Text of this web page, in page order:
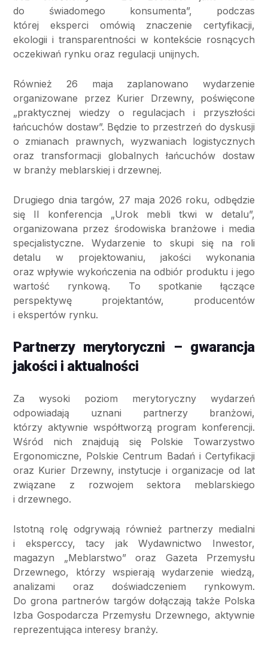
do świadomego konsumenta”, podczas
której eksperci omówią znaczenie certyfikacji,
ekologii i transparentności w kontekście rosnących
oczekiwań rynku oraz regulacji unijnych.
Również 26 maja zaplanowano wydarzenie
organizowane przez Kurier Drzewny, poświęcone
„praktycznej wiedzy o regulacjach i przyszłości
łańcuchów dostaw”. Będzie to przestrzeń do dyskusji
o zmianach prawnych, wyzwaniach logistycznych
oraz transformacji globalnych łańcuchów dostaw
w branży meblarskiej i drzewnej.
Drugiego dnia targów, 27 maja 2026 roku, odbędzie
się II konferencja „Urok mebli tkwi w detalu”,
organizowana przez środowiska branżowe i media
specjalistyczne. Wydarzenie to skupi się na roli
detalu w projektowaniu, jakości wykonania
oraz wpływie wykończenia na odbiór produktu i jego
wartość rynkową. To spotkanie łączące
perspektywę projektantów, producentów
i ekspertów rynku.
Partnerzy merytoryczni – gwarancja
jakości i aktualności
Za wysoki poziom merytoryczny wydarzeń
odpowiadają uznani partnerzy branżowi,
którzy aktywnie współtworzą program konferencji.
Wśród nich znajdują się Polskie Towarzystwo
Ergonomiczne, Polskie Centrum Badań i Certyfikacji
oraz Kurier Drzewny, instytucje i organizacje od lat
związane z rozwojem sektora meblarskiego
i drzewnego.
Istotną rolę odgrywają również partnerzy medialni
i eksperccy, tacy jak Wydawnictwo Inwestor,
magazyn „Meblarstwo” oraz Gazeta Przemysłu
Drzewnego, którzy wspierają wydarzenie wiedzą,
analizami oraz doświadczeniem rynkowym.
Do grona partnerów targów dołączają także Polska
Izba Gospodarcza Przemysłu Drzewnego, aktywnie
reprezentująca interesy branży.